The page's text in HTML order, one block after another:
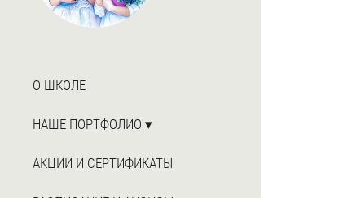
О ШКОЛЕ
НАШЕ ПОРТФОЛИО
АКЦИИ И СЕРТИФИКАТЫ